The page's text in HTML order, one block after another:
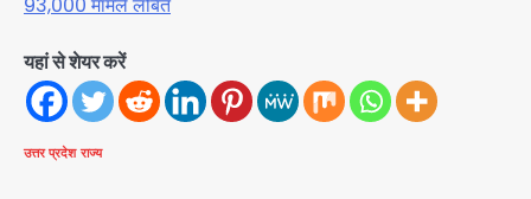
यहां से शेयर करें
उत्तर प्रदेश राज्य